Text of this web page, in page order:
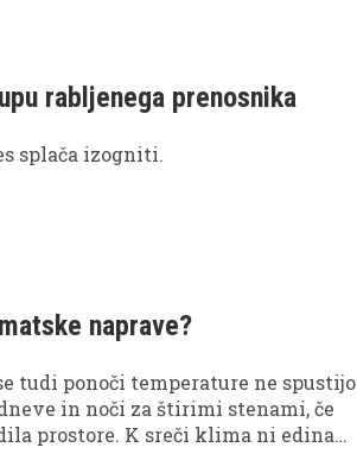
rabljenega prenosnika
splača izogniti.
naprave?
tudi ponoči temperature ne spustijo
in noči za štirimi stenami, če
prostore. K sreči klima ni edina